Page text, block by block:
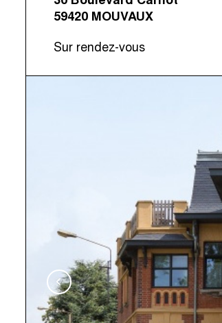
59420 MOUVAUX
Sur rendez-vous